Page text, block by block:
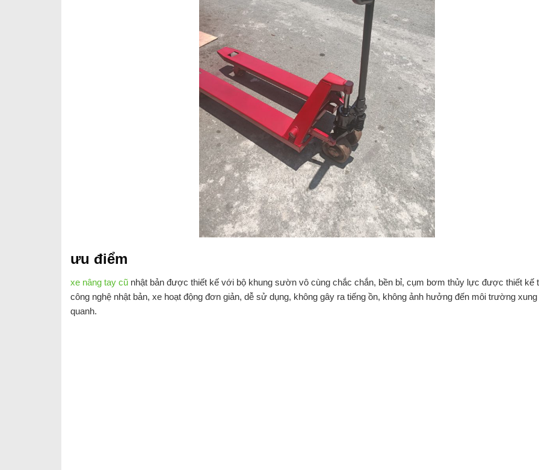
ưu điểm
xe nâng tay cũ nhật bản được thiết kế với bộ khung sườn vô cùng chắc chắn, bền bỉ, cụm bơm thủy lực được thiết kế
công nghệ nhật bản, xe hoạt động đơn giản, dễ sử dụng, không gây ra tiếng ồn, không ảnh hưởng đến môi trường xung
quanh.